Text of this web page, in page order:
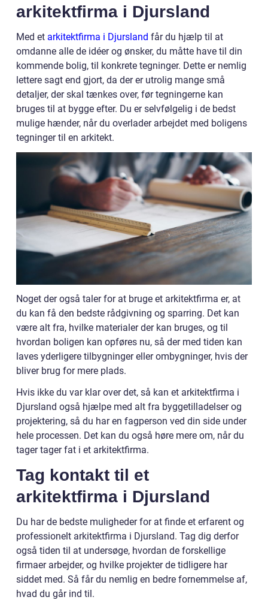
arkitektfirma i Djursland
Med et arkitektfirma i Djursland får du hjælp til at
omdanne alle de idéer og ønsker, du måtte have til din
kommende bolig, til konkrete tegninger. Dette er nemlig
lettere sagt end gjort, da der er utrolig mange små
detaljer, der skal tænkes over, før tegningerne kan
bruges til at bygge efter. Du er selvfølgelig i de bedst
mulige hænder, når du overlader arbejdet med boligens
tegninger til en arkitekt.
Noget der også taler for at bruge et arkitektfirma er, at
du kan få den bedste rådgivning og sparring. Det kan
være alt fra, hvilke materialer der kan bruges, og til
hvordan boligen kan opføres nu, så der med tiden kan
laves yderligere tilbygninger eller ombygninger, hvis der
bliver brug for mere plads.
Hvis ikke du var klar over det, så kan et arkitektfirma i
Djursland også hjælpe med alt fra byggetilladelser og
projektering, så du har en fagperson ved din side under
hele processen. Det kan du også høre mere om, når du
tager tager fat i et arkitektfirma.
Tag kontakt til et
arkitektfirma i Djursland
Du har de bedste muligheder for at finde et erfarent og
professionelt arkitektfirma i Djursland. Tag dig derfor
også tiden til at undersøge, hvordan de forskellige
firmaer arbejder, og hvilke projekter de tidligere har
siddet med. Så får du nemlig en bedre fornemmelse af,
hvad du går ind til.